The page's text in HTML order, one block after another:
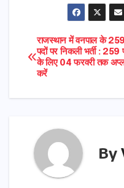
Post
राजस्थान में वनपाल के 259
पदों पर निकली भर्ती : 259
के लिए 04 फरवरी तक
करें
By